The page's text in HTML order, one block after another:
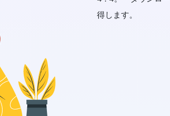
得します。